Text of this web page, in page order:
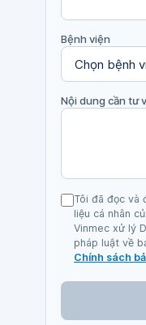
Bệnh viện
Nội dung cần tư
Tôi đã đọc và
liệu cá nhân
Vinmec xử lý
pháp luật về
Chính sách